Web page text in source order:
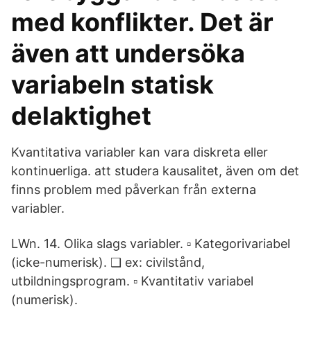
med konflikter. Det är
även att undersöka
variabeln statisk
delaktighet
Kvantitativa variabler kan vara diskreta eller
kontinuerliga. att studera kausalitet, även om det
finns problem med påverkan från externa
variabler.
LWn. 14. Olika slags variabler. ▫ Kategorivariabel
(icke-numerisk). ❑ ex: civilstånd,
utbildningsprogram. ▫ Kvantitativ variabel
(numerisk).